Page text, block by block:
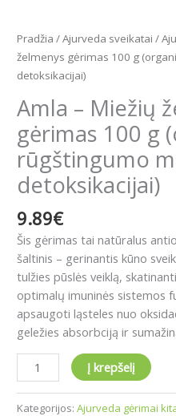
Pradžia /Ajurveda sveikatai /
želmenys gėrimas 100 g
detoksikacijai)
Amla – Miežių
gėrimas 100 g
rūgštingumo
detoksikacijai)
9.89€
Šis gėrimas tai natūralus
šaltinis – gerinantis kūno
tulžies pūslės veiklą,
optimalų imuninės sistemos
apsaugoti ląsteles nuo
geležies absorbciją ir
Į krepšelį
Kategorijos: Ajurveda gėrimai